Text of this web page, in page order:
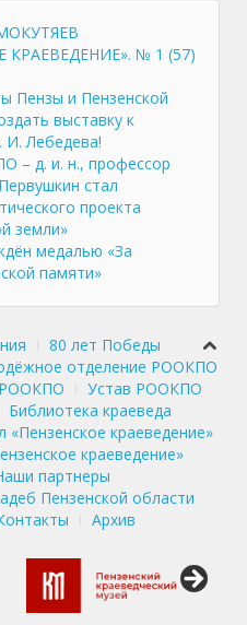
КРАЕВЕДЕНИЕ». № 1 (57)
Пензы и Пензенской
выставку к
И. Лебедева!
– д. и. н., профессор
стал
проекта
земли»
медалью «За
памяти»
80 лет Победы
отделение РООКПО
РООКПО
Устав РООКПО
Библиотека краеведа
«Пензенское краеведение»
краеведение»
партнеры
Пензенской области
Архив